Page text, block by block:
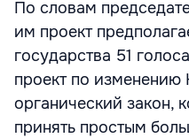
По словам
им проект
государства 51
проект по изменению
органический закон,
принять простым